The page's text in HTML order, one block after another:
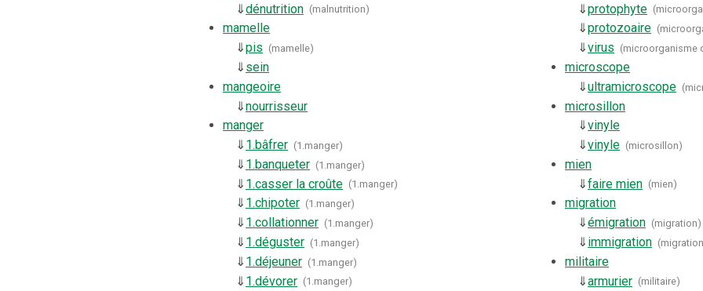
⇓dénutrition (malnutrition)
mamelle
⇓pis (mamelle)
⇓ sein
mangeoire
⇓nourrisseur
manger
⇓ 1.bâfrer (1.manger)
⇓ 1.banqueter (1.manger)
⇓ 1.casser la croûte (1.manger)
⇓ 1.chipoter (1.manger)
⇓ 1.collationner (1.manger)
⇓ 1.déguster (1.manger)
⇓ 1.déjeuner (1.manger)
⇓ 1.dévorer (1.manger)
⇓protophyte (
⇓protozoaire (
⇓virus (microorganisme
microscope
⇓ultramicroscope (
microsillon
⇓vinyle
⇓vinyle (microsillon)
mien
⇓faire mien (mien)
migration
⇓émigration (migration)
⇓ immigration (
militaire
⇓armurier (militaire)